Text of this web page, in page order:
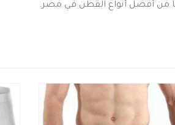
من أفضل أنواع القطن في مصر.